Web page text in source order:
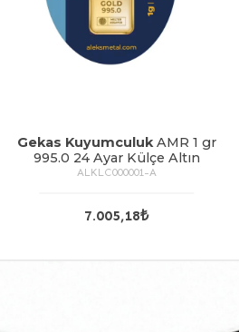
Gekas KuyumculukAMR 1 gr
995.0 24 Ayar Külçe Altın
ALKLC000001-A
7.005,18₺